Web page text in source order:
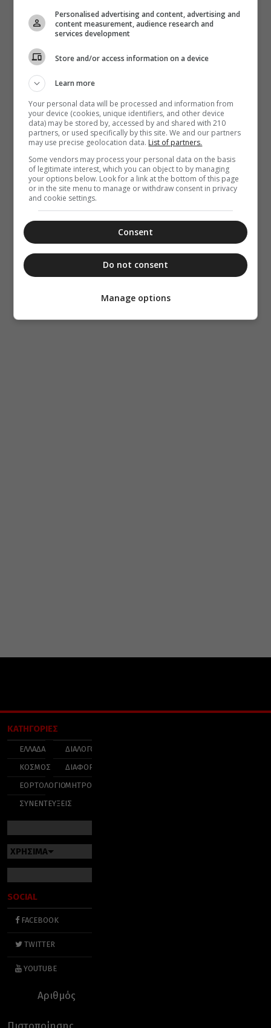
ΚΑΤΗΓΟΡΙΕΣ
ΕΛΛΑΔΑ
ΚΟΣΜΟΣ
ΕΟΡΤΟΛΟΓΙΟ
ΣΥΝΕΝΤΕΥΞΕΙΣ
ΔΙΑΛΟΓΟΣ
ΔΙΑΦΟΡΑ
ΜΗΤΡΟΠΟΛΕΙΣ
ΧΡΗΣΙΜΑ
SOCIAL
FACEBOOK
TWITTER
YOUTUBE
Αριθμός
Personalised advertising and content, advertising and
content measurement, audience research and
services development
Store and/or access information on a device
Learn more
Your personal data will be processed and information from
your device (cookies, unique identifiers, and other device
data) may be stored by, accessed by and shared with 210
partners, or used specifically by this site. We and our partners
may use precise geolocation data. List of partners.
Some vendors may process your personal data on the basis
of legitimate interest, which you can object to by managing
your options below. Look for a link at the bottom of this page
or in the site menu to manage or withdraw consent in privacy
and cookie settings.
Consent
Do not consent
Manage options